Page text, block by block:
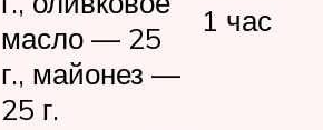
масло — 25
г., майонез —
25 г.
1 час